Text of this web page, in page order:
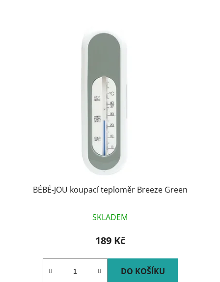
BÉBÉ-JOU koupací teploměr Breeze Green
SKLADEM
189 Kč
DO KOŠÍKU